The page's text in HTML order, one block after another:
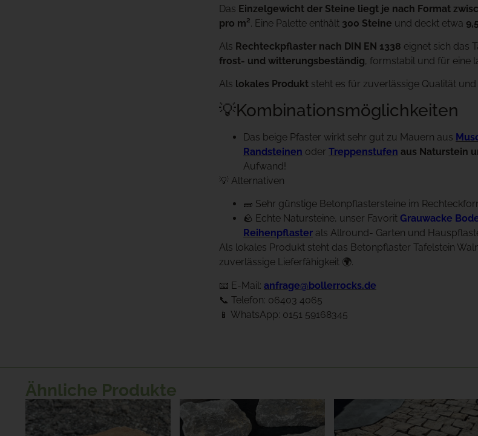
Das Einzelgewicht der Steine liegt je nach Format
pro m². Eine Palette enthält 300 Steine und deckt etwa
Als Rechteckpflaster nach DIN EN 1338 eignet sich das
frost- und witterungsbeständig, formstabil und für eine
Als lokales Produkt steht es für zuverlässige Qualität
💡Kombinationsmöglichkeiten
Das beige Pfaster wirkt sehr gut zu Mauern aus
Randsteinen oder Treppenstufen aus Naturstein
Aufwand!
💡 Alternativen
🧱 Sehr günstige Betonpflastersteine im
🪨 Echte Natursteine, unser Favorit Grauwacke
Reihenpflaster als Allround- Garten und
Als lokales Produkt steht das Betonpflaster Tafelstein
zuverlässige Lieferfähigkeit 🌍.
📧 E-Mail: anfrage@bollerrocks.de
📞 Telefon: 06403 4065
📱 WhatsApp: 0151 59168345
Ähnliche Produkte